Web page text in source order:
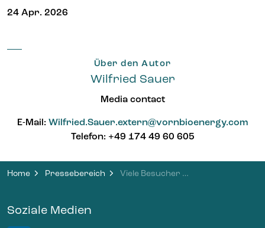
24 Apr. 2026
Über den Autor
Wilfried Sauer
Media contact
E-Mail: Wilfried.Sauer.extern@vornbioenergy.com
Telefon: +49 174 49 60 605
Home Pressebereich Viele Besucher beim Tag der offenen Tür in in der Biomethananlage Brandis
Soziale Medien